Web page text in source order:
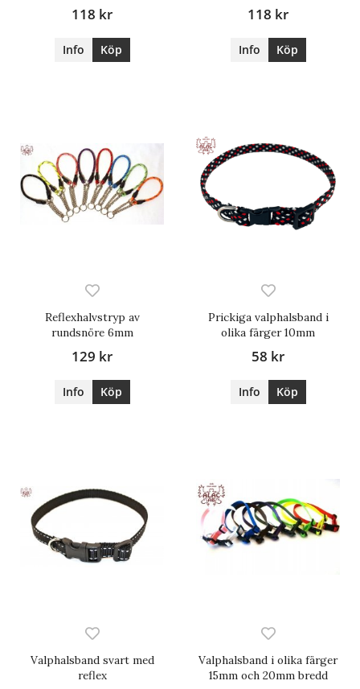
118 kr
Info Köp
118 kr
Info Köp
Reflexhalvstryp av
rundsnöre 6mm
129 kr
Info Köp
Prickiga valphalsband i
olika färger 10mm
58 kr
Info Köp
Valphalsband svart med
reflex
Valphalsband i olika färger
15mm och 20mm bredd